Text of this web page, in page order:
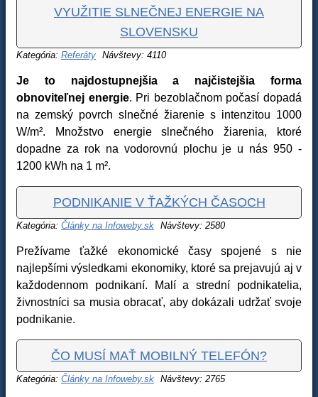
VYUŽITIE SLNEČNEJ ENERGIE NA
SLOVENSKU
Kategória: Referáty Návštevy: 4110
Je to najdostupnejšia a najčistejšia forma
obnoviteľnej energie. Pri bezoblačnom počasí dopadá
na zemský povrch slnečné žiarenie s intenzitou 1000
W/m². Množstvo energie slnečného žiarenia, ktoré
dopadne za rok na vodorovnú plochu je u nás 950 -
1200 kWh na 1 m².
PODNIKANIE V ŤAŽKÝCH ČASOCH
Kategória: Články na Infoweby.sk Návštevy: 2580
Prežívame ťažké ekonomické časy spojené s nie
najlepšími výsledkami ekonomiky, ktoré sa prejavujú aj v
každodennom podnikaní. Malí a strední podnikatelia,
živnostníci sa musia obracať, aby dokázali udržať svoje
podnikanie.
ČO MUSÍ MAŤ MOBILNÝ TELEFÓN?
Kategória: Články na Infoweby.sk Návštevy: 2765